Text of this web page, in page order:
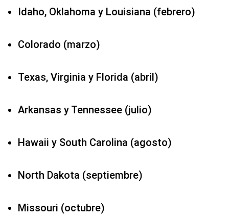
Idaho, Oklahoma y Louisiana (febrero)
Colorado (marzo)
Texas, Virginia y Florida (abril)
Arkansas y Tennessee (julio)
Hawaii y South Carolina (agosto)
North Dakota (septiembre)
Missouri (octubre)